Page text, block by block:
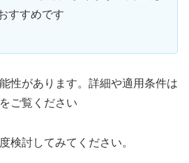
すすめです
性があります。詳細や適用条件は
ご覧ください
検討してみてください。